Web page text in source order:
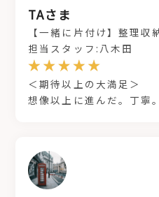
TAさま
【一緒に片付け】整理収
担当スタッフ:八木田
＜期待以上の大満足＞
想像以上に進んだ。丁寧。